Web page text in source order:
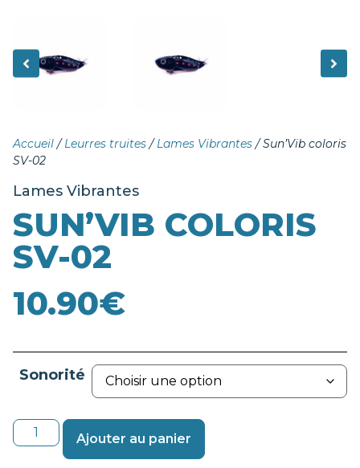
Accueil/ Leurres truites/ Lames Vibrantes/ Sun’Vib coloris
SV-02
Lames Vibrantes
SUN’VIB COLORIS
SV-02
10.90€
Sonorité
Ajouter au panier